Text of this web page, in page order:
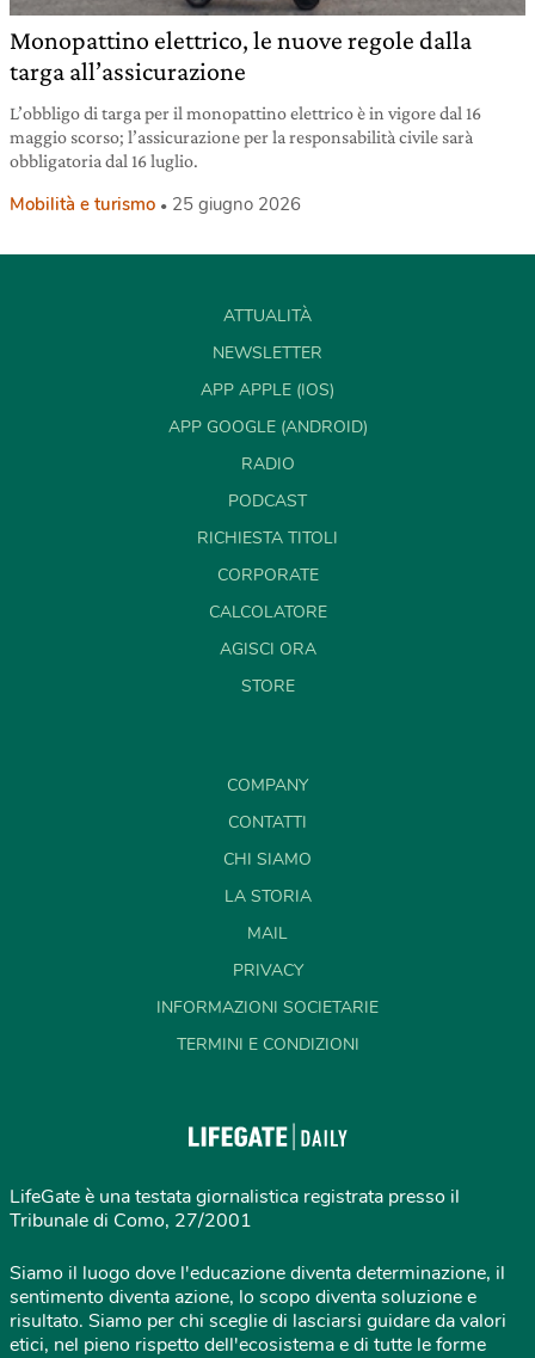
Monopattino elettrico, le nuove regole dalla
targa all’assicurazione
L’obbligo di targa per il monopattino elettrico è in vigore dal 16
maggio scorso; l’assicurazione per la responsabilità civile sarà
obbligatoria dal 16 luglio.
Mobilità e turismo 25 giugno 2026
ATTUALITÀ
NEWSLETTER
APP APPLE (IOS)
APP GOOGLE (ANDROID)
RADIO
PODCAST
RICHIESTA TITOLI
CORPORATE
CALCOLATORE
AGISCI ORA
STORE
COMPANY
CONTATTI
CHI SIAMO
LA STORIA
MAIL
PRIVACY
INFORMAZIONI SOCIETARIE
TERMINI E CONDIZIONI
LifeGate è una testata giornalistica registrata presso il
Tribunale di Como, 27/2001
Siamo il luogo dove l'educazione diventa determinazione, il
sentimento diventa azione, lo scopo diventa soluzione e
risultato. Siamo per chi sceglie di lasciarsi guidare da valori
etici, nel pieno rispetto dell'ecosistema e di tutte le forme